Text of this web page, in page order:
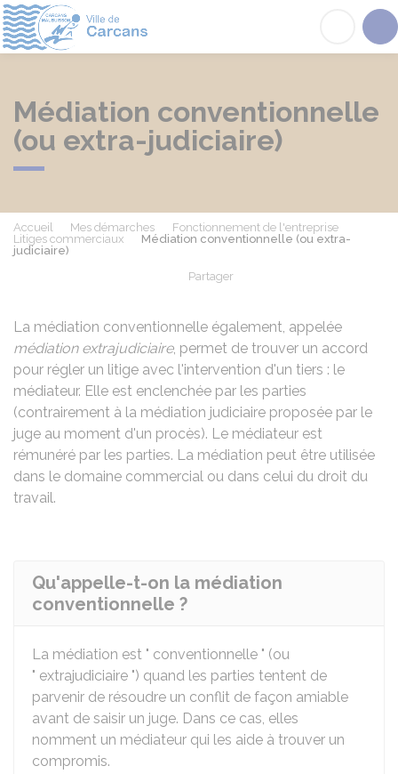
Médiation conventionnelle
(ou extra-judiciaire)
Accueil Mes démarches
Fonctionnement de l'entreprise
Litiges commerciaux
Médiation conventionnelle (ou extra-
judiciaire)
Partager
La médiation conventionnelle également, appelée
médiation extrajudiciaire, permet de trouver un accord
pour régler un litige avec l'intervention d'un tiers : le
médiateur. Elle est enclenchée par les parties
(contrairement à la médiation judiciaire proposée par le
juge au moment d'un procès). Le médiateur est
rémunéré par les parties. La médiation peut être utilisée
dans le domaine commercial ou dans celui du droit du
travail.
Qu'appelle-t-on la médiation
conventionnelle ?
La médiation est " conventionnelle " (ou
" extrajudiciaire ") quand les parties tentent de
parvenir de résoudre un conflit de façon amiable
avant de saisir un juge. Dans ce cas, elles
nomment un médiateur qui les aide à trouver un
compromis.